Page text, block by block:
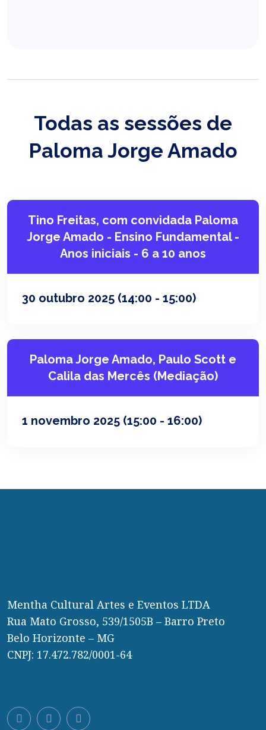
Todas as sessões de
Paloma Jorge Amado
Tino Freitas, com convidada Paloma
Jorge Amado - Ensino Fundamental -
Anos iniciais - 6 a 10 anos
30 outubro 2025 (14:00 - 15:00)
Paloma Jorge Amado, Paulo Scott e
Calila das Mercês (Mediação)
1 novembro 2025 (15:00 - 16:00)
Mentha Cultural Artes e Eventos LTDA
Rua Mato Grosso, 539/1505B – Barro Preto
Belo Horizonte – MG
CNPJ: 17.472.782/0001-64